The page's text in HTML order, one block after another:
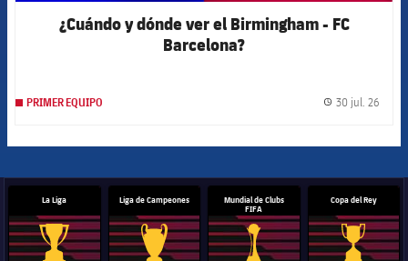
¿Cuándo y dónde ver el Birmingham - FC
Barcelona?
PRIMER EQUIPO 30 jul. 26
La Liga Liga de Campeones
Mundial de Clubs
FIFA
Copa del Rey